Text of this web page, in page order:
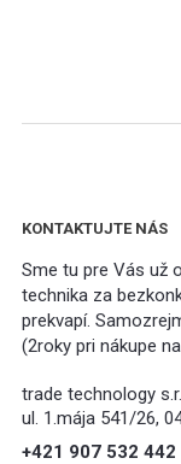
KONTAKTUJTE NÁS
Sme tu pre Vás už
technika za
prekvapí.
(2roky pri nákupe
trade technology
ul. 1.mája 541/26,
+421 907 532